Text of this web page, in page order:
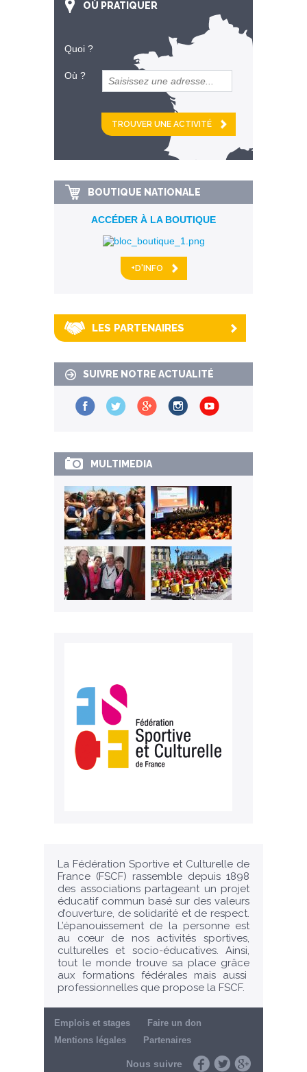
OÙ PRATIQUER
Quoi ?
Où ?
et
km alentour
BOUTIQUE NATIONALE
ACCÉDER À LA BOUTIQUE
+D'INFO
LES PARTENAIRES
SUIVRE NOTRE ACTUALITÉ
MULTIMEDIA
La Fédération Sportive et Culturelle de
France (FSCF) rassemble depuis 1898
des associations partageant un projet
éducatif commun basé sur des valeurs
d’ouverture, de solidarité et de respect.
L’épanouissement de la personne est
au cœur de nos activités sportives,
culturelles et socio-éducatives. Ainsi,
tout le monde trouve sa place grâce
aux formations fédérales mais aussi
professionnelles que propose la FSCF.
Emplois et stages
Faire un don
Mentions légales
Partenaires
Nous suivre